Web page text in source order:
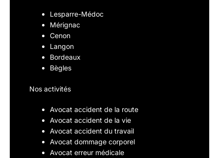
Lesparre-Médoc
Mérignac
Cenon
Langon
Bordeaux
Bègles
Nos activités
Avocat accident de la route
Avocat accident de la vie
Avocat accident du travail
Avocat dommage corporel
Avocat erreur médicale